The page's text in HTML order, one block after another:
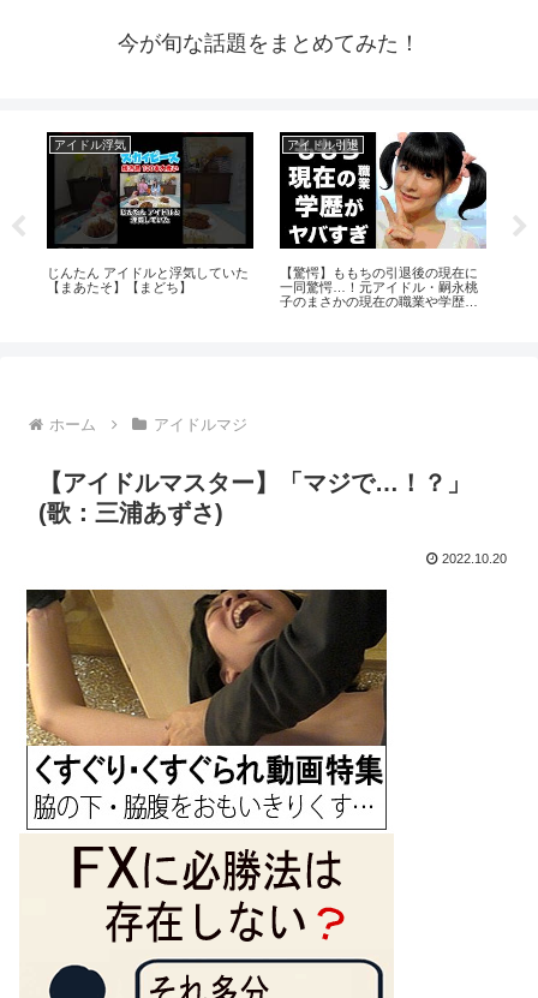
今が旬な話題をまとめてみた！
アイドル浮気
じんたん アイドルと浮気していた
【まあたそ】【まどち】
アイドル引退
【驚愕】ももちの引退後の現在に
一同驚愕…！元アイドル・嗣永桃
子のまさかの現在の職業や学歴に
ホーム アイドルマジ
【アイドルマスター】「マジで…！？」
(歌：三浦あずさ)
2022.10.20